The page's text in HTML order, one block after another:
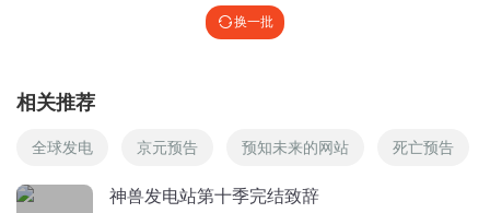
换一批
相关推荐
全球发电 京元预告 预知未来的网站 死亡预告
神兽发电站第十季完结致辞